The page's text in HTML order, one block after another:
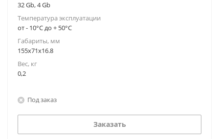
32 Gb, 4 Gb
Температура эксплуатации
от - 10°С до + 50°С
Габариты, мм
155x71x16.8
Вес, кг
0,2
Под заказ
Заказать